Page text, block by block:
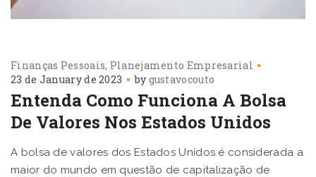
Finanças Pessoais Planejamento Empresarial
23 de January de 2023
by gustavocouto
Entenda Como Funciona A Bolsa
De Valores Nos Estados Unidos
A bolsa de valores dos Estados Unidos é considerada a
maior do mundo em questão de capitalização de